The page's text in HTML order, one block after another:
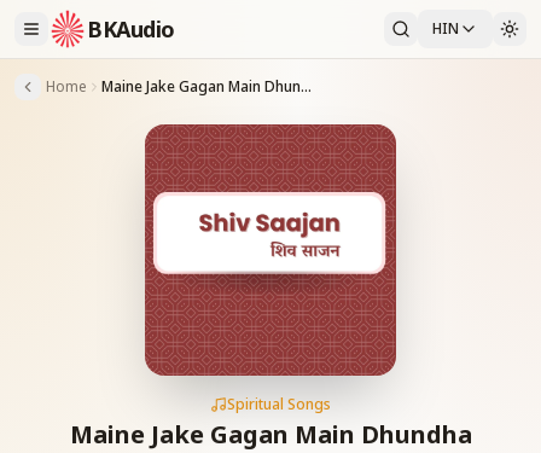
BKAudio HIN
Home Maine Jake Gagan Main Dhundha
Spiritual Songs
Maine Jake Gagan Main Dhundha